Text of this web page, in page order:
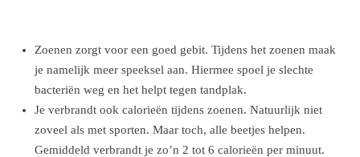
Zoenen zorgt voor een goed gebit. Tijdens het zoenen maak
je namelijk meer speeksel aan. Hiermee spoel je slechte
bacteriën weg en het helpt tegen tandplak.
Je verbrandt ook calorieën tijdens zoenen. Natuurlijk niet
zoveel als met sporten. Maar toch, alle beetjes helpen.
Gemiddeld verbrandt je zo’n 2 tot 6 calorieën per minuut.